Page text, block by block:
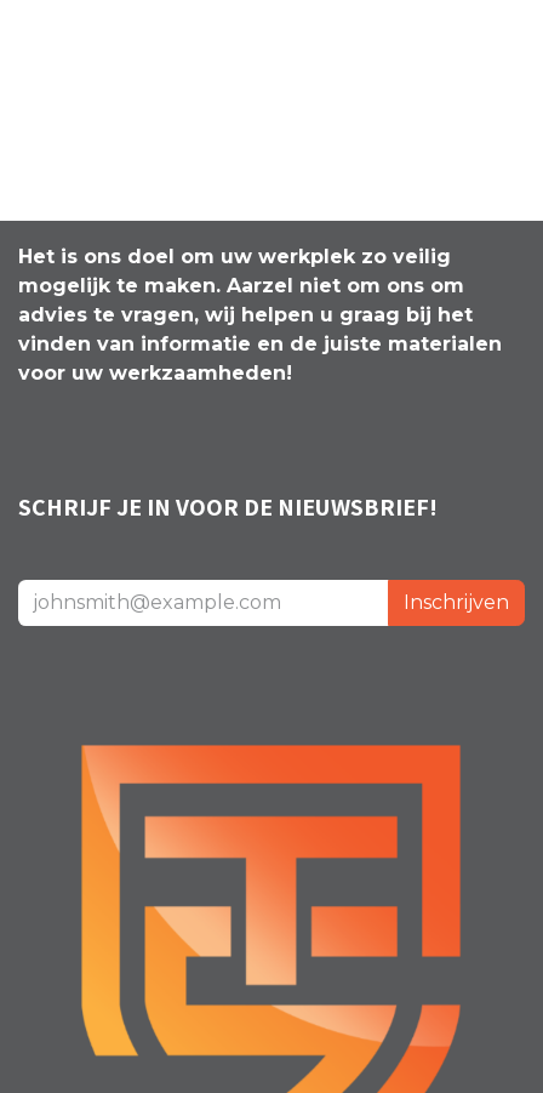
Het is ons doel om uw werkplek zo veilig
mogelijk te maken. Aarzel niet om ons om
advies te vragen, wij helpen u graag bij het
vinden van informatie en de juiste materialen
voor uw werkzaamheden!
SCHRIJF JE IN VOOR DE NIEUWSBRIEF!
Inschrijven